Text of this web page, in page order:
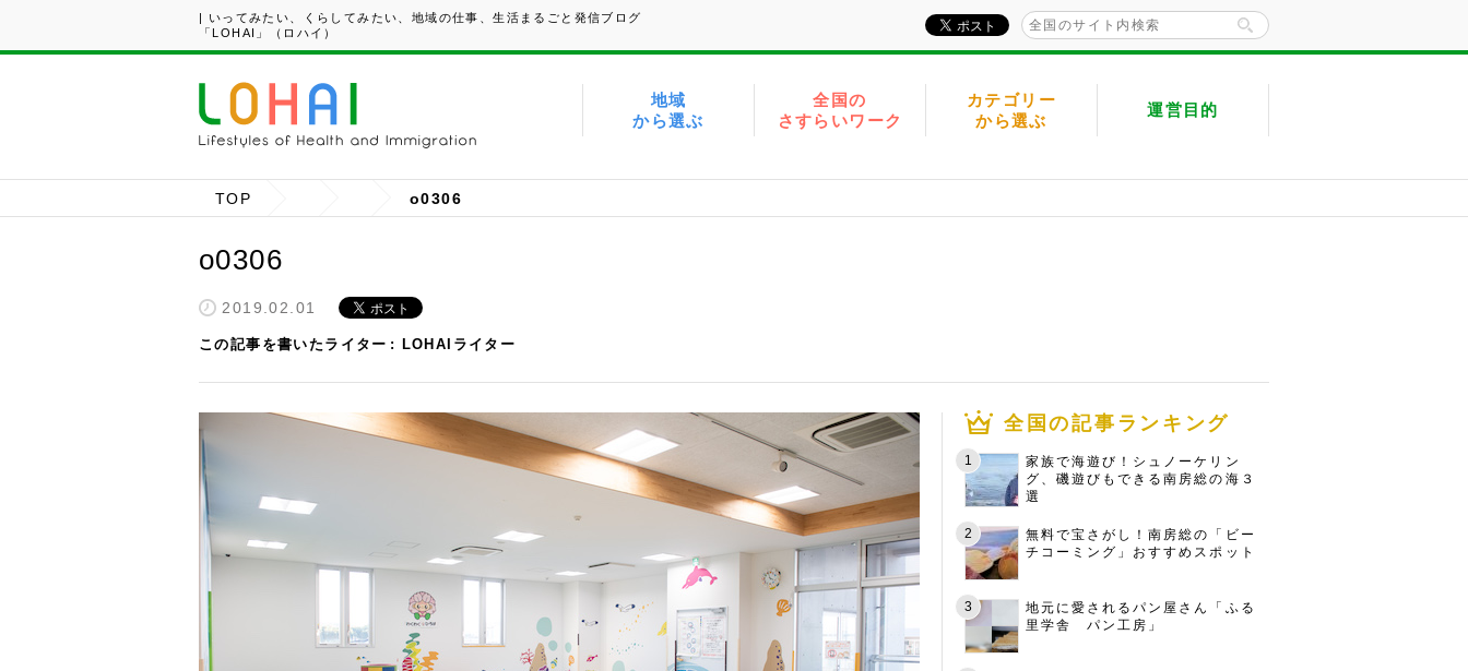
| いってみたい、くらしてみたい、地域の仕事、生活まるごと発信ブログ
「LOHAI」（ロハイ）
地域
から選ぶ
全国の
さすらいワーク
カテゴリー
から選ぶ
運営目的
TOP o0306
o0306
2019.02.01
この記事を書いたライター LOHAIライター
全国の記事ランキング
家族で海遊び！シュノーケリン
グ、磯遊びもできる南房総の海３
選
無料で宝さがし！南房総の「ビー
チコーミング」おすすめスポット
地元に愛されるパン屋さん「ふる
里学舎 パン工房」